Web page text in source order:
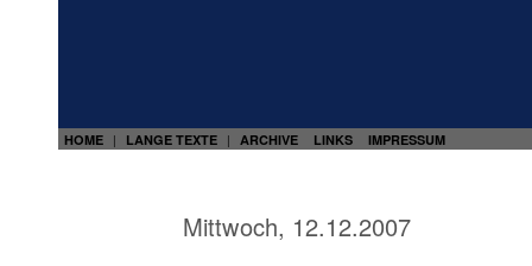
HOME | LANGE TEXTE | ARCHIVE LINKS IMPRESSUM
Mittwoch, 12.12.2007